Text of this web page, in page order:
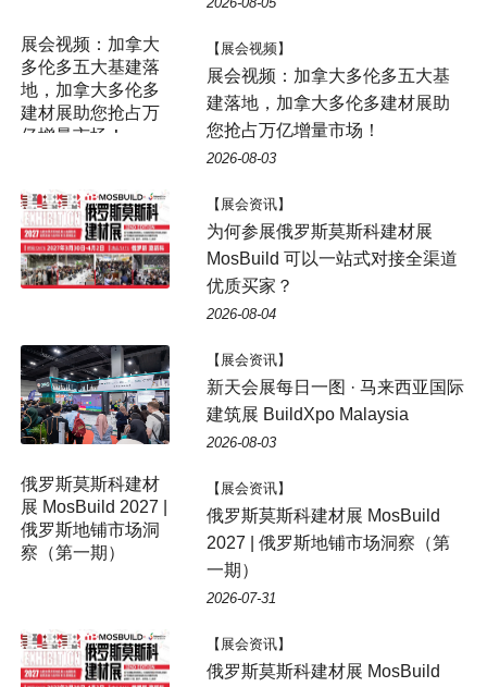
展会视频：加拿大
多伦多五大基建落
地，加拿大多伦多
建材展助您抢占万
亿增量市场！
【展会视频】
展会视频：加拿大多伦多五大基
建落地，加拿大多伦多建材展助
您抢占万亿增量市场！
2026-08-03
【展会资讯】
为何参展俄罗斯莫斯科建材展
MosBuild 可以一站式对接全渠道
优质买家？
2026-08-04
【展会资讯】
新天会展每日一图 · 马来西亚国际
建筑展 BuildXpo Malaysia
2026-08-03
俄罗斯莫斯科建材
展 MosBuild 2027 |
俄罗斯地铺市场洞
察（第一期）
【展会资讯】
俄罗斯莫斯科建材展 MosBuild
2027 | 俄罗斯地铺市场洞察（第
一期）
2026-07-31
【展会资讯】
俄罗斯莫斯科建材展 MosBuild